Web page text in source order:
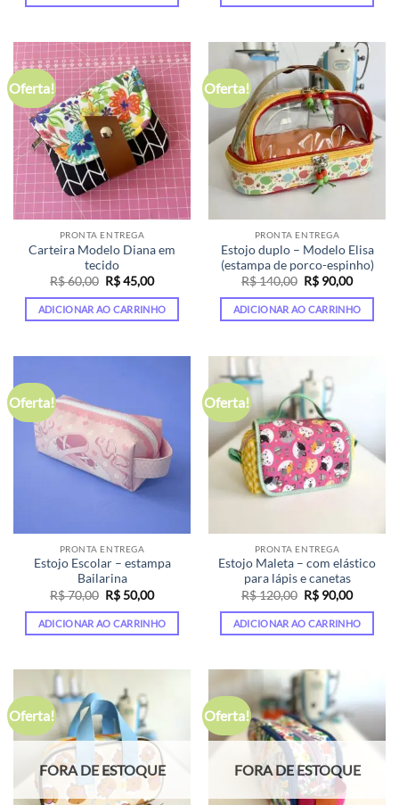
Oferta!
PRONTA ENTREGA
Carteira Modelo Diana em
tecido
R$60,00 O
preço
original
era:
R$45,00O
atual
é:
ADICIONAR AO CARRINHO
Oferta!
PRONTA ENTREGA
Estojo duplo – Modelo Elisa
(estampa de porco-espinho)
R$140,00 O
preço
original
era:
R$ 90,00O
atual
é:
ADICIONAR AO CARRINHO
Oferta!
PRONTA ENTREGA
Estojo Escolar – estampa
Bailarina
R$70,00 O
preço
original
era:
R$50,00O
atual
é:
ADICIONAR AO CARRINHO
Oferta!
PRONTA ENTREGA
Estojo Maleta – com elástico
para lápis e canetas
R$120,00 O
preço
original
era:
R$ 90,00O
atual
é:
ADICIONAR AO CARRINHO
Oferta!
FORA DE ESTOQUE
Oferta!
FORA DE ESTOQUE